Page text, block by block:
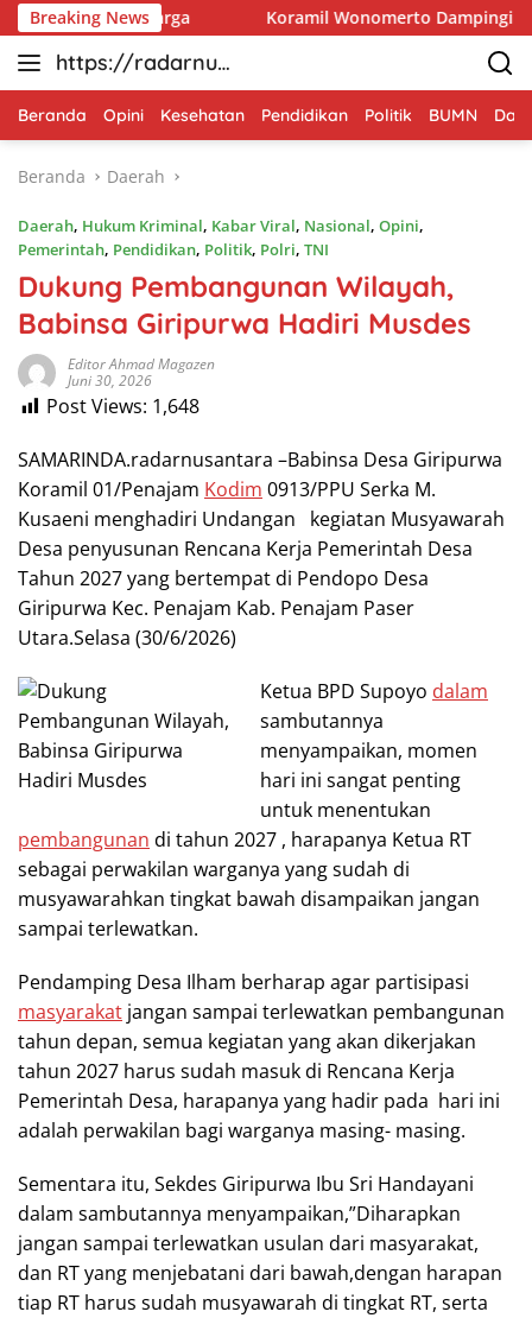
Langsung
ke
konten
Breaking News
Warga Koramil Wonomerto Dampingi Petani
https://radarnus
antara.net
Beranda Opini Kesehatan Pendidikan Politik BUMN
Beranda Daerah
Daerah, Hukum Kriminal, Kabar Viral, Nasional, Opini,
Pemerintah, Pendidikan, Politik, Polri, TNI
Dukung Pembangunan Wilayah,
Babinsa Giripurwa Hadiri Musdes
Editor Ahmad Magazen
Juni 30, 2026
Post Views: 1,648
SAMARINDA.radarnusantara –Babinsa Desa Giripurwa
Koramil 01/Penajam Kodim 0913/PPU Serka M.
Kusaeni menghadiri Undangan kegiatan Musyawarah
Desa penyusunan Rencana Kerja Pemerintah Desa
Tahun 2027 yang bertempat di Pendopo Desa
Giripurwa Kec. Penajam Kab. Penajam Paser
Utara.Selasa (30/6/2026)
Ketua BPD Supoyo dalam
sambutannya
menyampaikan, momen
hari ini sangat penting
untuk menentukan
pembangunan di tahun 2027 , harapanya Ketua RT
sebagai perwakilan warganya yang sudah di
musyawarahkan tingkat bawah disampaikan jangan
sampai terlewatkan.
Pendamping Desa Ilham berharap agar partisipasi
masyarakat jangan sampai terlewatkan pembangunan
tahun depan, semua kegiatan yang akan dikerjakan
tahun 2027 harus sudah masuk di Rencana Kerja
Pemerintah Desa, harapanya yang hadir pada hari ini
adalah perwakilan bagi warganya masing- masing.
Sementara itu, Sekdes Giripurwa Ibu Sri Handayani
dalam sambutannya menyampaikan,”Diharapkan
jangan sampai terlewatkan usulan dari masyarakat,
dan RT yang menjebatani dari bawah,dengan harapan
tiap RT harus sudah musyawarah di tingkat RT, serta